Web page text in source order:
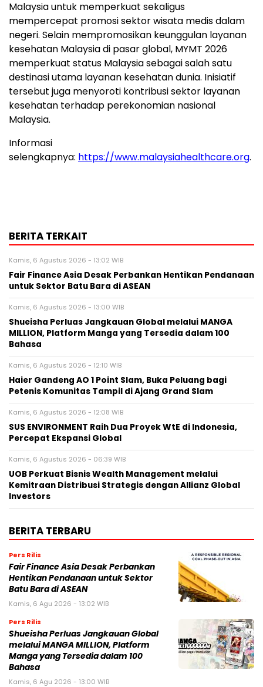
Malaysia untuk memperkuat sekaligus
mempercepat promosi sektor wisata medis dalam
negeri. Selain mempromosikan keunggulan layanan
kesehatan Malaysia di pasar global, MYMT 2026
memperkuat status Malaysia sebagai salah satu
destinasi utama layanan kesehatan dunia. Inisiatif
tersebut juga menyoroti kontribusi sektor layanan
kesehatan terhadap perekonomian nasional
Malaysia.
Informasi
selengkapnya: https://www.malaysiahealthcare.org.
BERITA TERKAIT
Kamis, 6 Agustus 2026 - 13:02 WIB
Fair Finance Asia Desak Perbankan Hentikan Pendanaan
untuk Sektor Batu Bara di ASEAN
Kamis, 6 Agustus 2026 - 13:00 WIB
Shueisha Perluas Jangkauan Global melalui MANGA
MILLION, Platform Manga yang Tersedia dalam 100
Bahasa
Kamis, 6 Agustus 2026 - 12:10 WIB
Haier Gandeng AO 1 Point Slam, Buka Peluang bagi
Petenis Komunitas Tampil di Ajang Grand Slam
Kamis, 6 Agustus 2026 - 12:08 WIB
SUS ENVIRONMENT Raih Dua Proyek WtE di Indonesia,
Percepat Ekspansi Global
Kamis, 6 Agustus 2026 - 06:39 WIB
UOB Perkuat Bisnis Wealth Management melalui
Kemitraan Distribusi Strategis dengan Allianz Global
Investors
BERITA TERBARU
Pers Rilis
Fair Finance Asia Desak Perbankan
Hentikan Pendanaan untuk Sektor
Batu Bara di ASEAN
Kamis, 6 Agu 2026 - 13:02 WIB
Pers Rilis
Shueisha Perluas Jangkauan Global
melalui MANGA MILLION, Platform
Manga yang Tersedia dalam 100
Bahasa
Kamis, 6 Agu 2026 - 13:00 WIB